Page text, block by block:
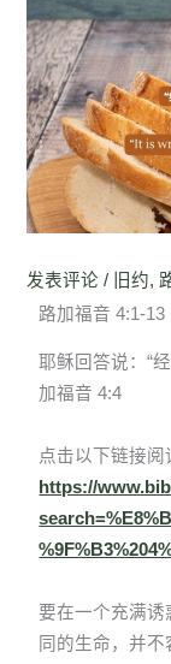
发表评论 / 旧约,
路加福音 4:1-13
耶稣回答说：“
加福音 4:4
点击以下链接阅
https://
要在一个充满诱
同的生命，并不